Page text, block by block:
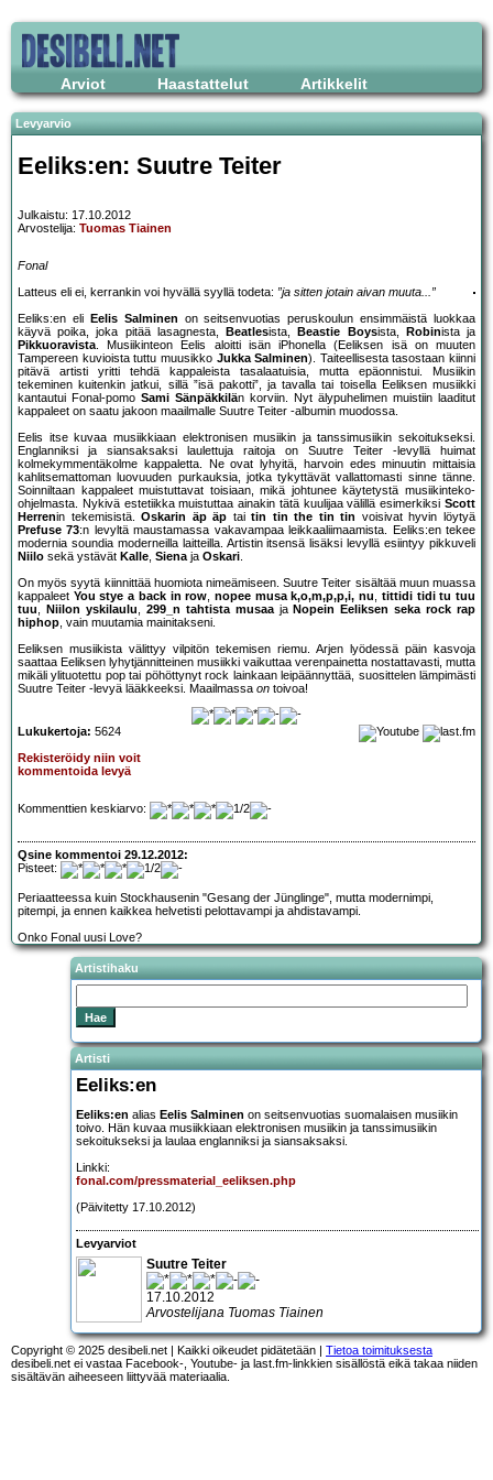
Arviot Haastattelut Artikkelit
Levyarvio
Eeliks:en: Suutre Teiter
Julkaistu: 17.10.2012
Arvostelija: Tuomas Tiainen
Fonal
Latteus eli ei, kerrankin voi hyvällä syyllä todeta: ”ja sitten jotain aivan muuta...”
Eeliks:en eli
Eelis Salminen on seitsenvuotias peruskoulun ensimmäistä luokkaa
käyvä poika, joka pitää lasagnesta,
Beatlesista, Beastie Boysista, Robinista ja
Pikkuoravista. Musiikinteon Eelis aloitti isän iPhonella (Eeliksen isä on muuten
Tampereen kuvioista tuttu muusikko Jukka Salminen). Taiteellisesta tasostaan kiinni
pitävä artisti yritti tehdä kappaleista tasalaatuisia, mutta epäonnistui. Musiikin
tekeminen kuitenkin jatkui, sillä ”isä pakotti”, ja tavalla tai toisella Eeliksen musiikki
kantautui Fonal-pomo Sami Sänpäkkilän korviin. Nyt älypuhelimen muistiin laaditut
kappaleet on saatu jakoon maailmalle Suutre Teiter -albumin muodossa.
Eelis itse kuvaa musiikkiaan elektronisen musiikin ja tanssimusiikin sekoitukseksi.
Englanniksi ja siansaksaksi laulettuja raitoja on Suutre Teiter -levyllä huimat
kolmekymmentäkolme kappaletta. Ne ovat lyhyitä, harvoin edes minuutin mittaisia
kahlitsemattoman luovuuden purkauksia, jotka tykyttävät vallattomasti sinne tänne.
Soinniltaan kappaleet muistuttavat toisiaan, mikä johtunee käytetystä musiikinteko-
ohjelmasta. Nykivä estetiikka muistuttaa ainakin tätä kuulijaa välillä esimerkiksi Scott
Herrenin tekemisistä.Oskarin äp äp taitin tin the tin tin voisivat hyvin löytyä
Prefuse 73:n levyltä maustamassa vakavampaa leikkaaliimaamista. Eeliks:en tekee
modernia soundia moderneilla laitteilla. Artistin itsensä lisäksi levyllä esiintyy pikkuveli
Niilo sekä ystävät Kalle, Sienaja Oskari.
On myös syytä kiinnittää huomiota nimeämiseen. Suutre Teiter sisältää muun muassa
kappaleet You stye a back in row,nopee musa k,o,m,p,p,i, nu, tittidi tidi tu tuu
tuu, Niilon yskilaulu, 299_n tahtista musaaja Nopein Eeliksen seka rock rap
hiphop, vain muutamia mainitakseni.
Eeliksen musiikista välittyy vilpitön tekemisen riemu. Arjen lyödessä päin kasvoja
saattaa Eeliksen lyhytjännitteinen musiikki vaikuttaa verenpainetta nostattavasti, mutta
mikäli ylituotettu pop tai pöhöttynyt rock lainkaan leipäännyttää, suosittelen lämpimästi
Suutre Teiter -levyä lääkkeeksi. Maailmassa on toivoa!
Lukukertoja: 5624
Rekisteröidy niin voit
kommentoida levyä
Kommenttien keskiarvo:
Qsine kommentoi 29.12.2012:
Pisteet:
Periaatteessa kuin Stockhausenin "Gesang der Jünglinge", mutta modernimpi,
pitempi, ja ennen kaikkea helvetisti pelottavampi ja ahdistavampi.
Onko Fonal uusi Love?
Artistihaku
Artisti
Eeliks:en
Eeliks:en alias Eelis Salminen on seitsenvuotias suomalaisen musiikin
toivo. Hän kuvaa musiikkiaan elektronisen musiikin ja tanssimusiikin
sekoitukseksi ja laulaa englanniksi ja siansaksaksi.
Linkki:
fonal.com/pressmaterial_eeliksen.php
(Päivitetty 17.10.2012)
Levyarviot
Suutre Teiter
17.10.2012
Arvostelijana Tuomas Tiainen
Copyright © 2025 desibeli.net | Kaikki oikeudet pidätetään | Tietoa toimituksesta
desibeli.net ei vastaa Facebook-, Youtube- ja last.fm-linkkien sisällöstä eikä takaa niiden
sisältävän aiheeseen liittyvää materiaalia.